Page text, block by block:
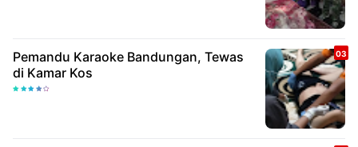
Pemandu Karaoke Bandungan, Tewas
di Kamar Kos